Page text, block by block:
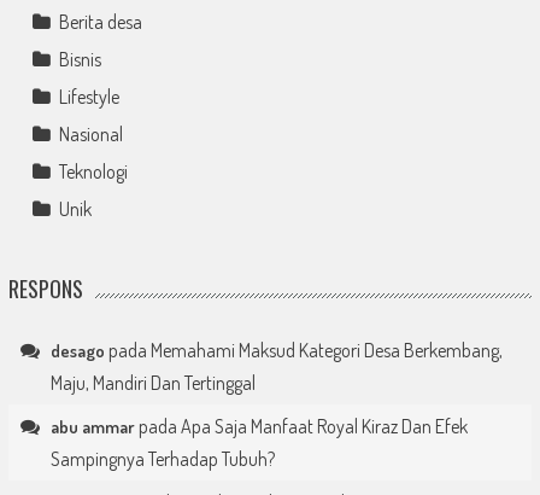
Berita desa
Bisnis
Lifestyle
Nasional
Teknologi
Unik
RESPONS
desago pada Memahami Maksud Kategori Desa Berkembang,
Maju, Mandiri Dan Tertinggal
abu ammarpada Apa Saja Manfaat Royal Kiraz Dan Efek
Sampingnya Terhadap Tubuh?